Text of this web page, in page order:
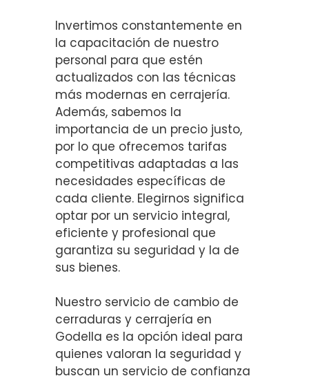
Invertimos constantemente en
la capacitación de nuestro
personal para que estén
actualizados con las técnicas
más modernas en cerrajería.
Además, sabemos la
importancia de un precio justo,
por lo que ofrecemos tarifas
competitivas adaptadas a las
necesidades específicas de
cada cliente. Elegirnos significa
optar por un servicio integral,
eficiente y profesional que
garantiza su seguridad y la de
sus bienes.
Nuestro servicio de cambio de
cerraduras y cerrajería en
Godella es la opción ideal para
quienes valoran la seguridad y
buscan un servicio de confianza